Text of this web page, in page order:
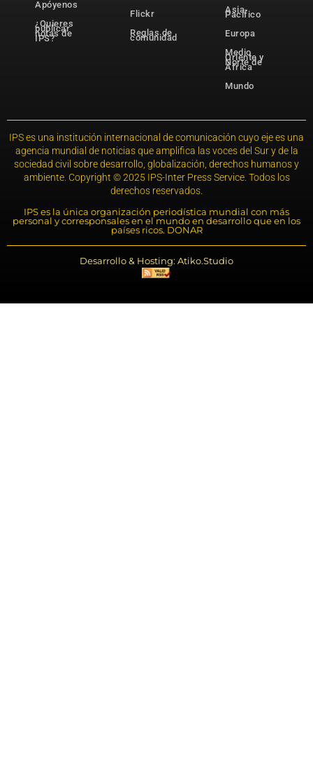
Apóyenos
¿Quieres
publicar
notas de
IPS?
Flickr
Reglas de
comunidad
Asia-
Pacífico
Europa
Medio
Oriente y
Norte de
África
Mundo
IPS es una institución internacional de comunicación cuyo eje es una
agencia mundial de noticias que amplifica las voces del Sur y de la
sociedad civil sobre desarrollo, globalización, derechos humanos y
ambiente. Copyright © 2025 IPS-Inter Press Service. Todos los
derechos reservados.
IPS es la única organización periodística mundial con más
personal y corresponsales en el mundo en desarrollo que en los
países ricos. DONAR
Desarrollo & Hosting: Atiko.Studio